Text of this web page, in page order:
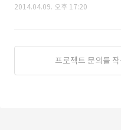
2014.04.09. 오후 17:20
프로젝트 문의를